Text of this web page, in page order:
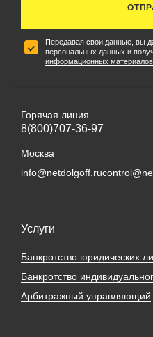
Передавая свои данные, вы
персональных данных и
информационных материалов
Услуги
Банкротство юридических
Банкротство
Арбитражный управляющий
Горячая линия
8(800)707-36-97
Москва
info@netdolgoff.ru